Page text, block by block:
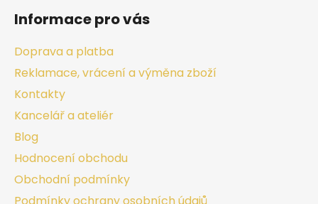
Informace pro vás
Doprava a platba
Reklamace, vrácení a výměna zboží
Kontakty
Kancelář a ateliér
Blog
Hodnocení obchodu
Obchodní podmínky